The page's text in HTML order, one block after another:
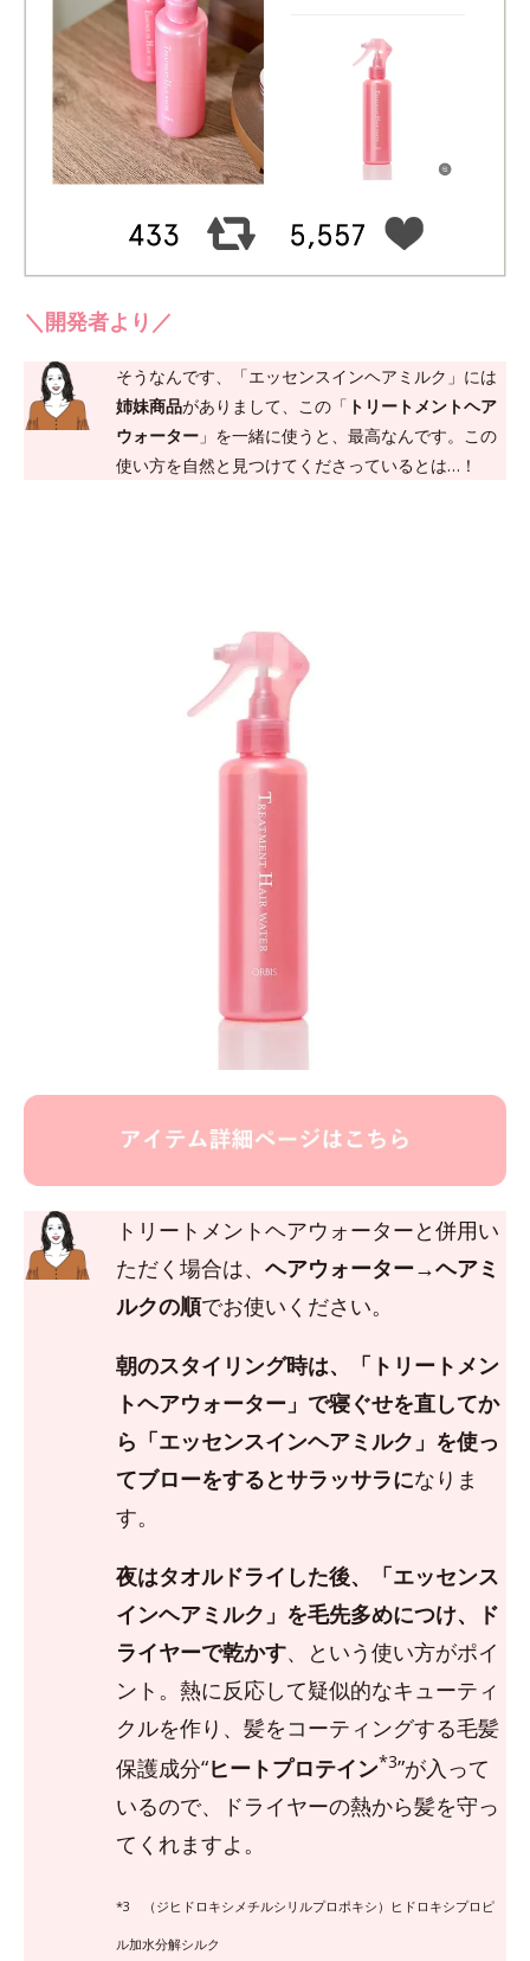
＼開発者より／
そうなんです、「エッセンスインヘアミルク」には
姉妹商品がありまして、この「 トリートメントヘア
ウォーター 」を一緒に使うと、最高なんです。この
使い方を自然と見つけてくださっているとは…！
トリートメントヘアウォーターと併用い
ただく場合は、ヘアウォーター→ヘアミ
ルクの順でお使いください。
朝のスタイリング時は、「トリートメン
トヘアウォーター」で寝ぐせを直してか
ら「エッセンスインヘアミルク」を使っ
てブローをするとサラッサラになりま
す。
夜はタオルドライした後、「エッセンス
インヘアミルク」を毛先多めにつけ、ド
ライヤーで乾かす、という使い方がポイ
ント。熱に反応して疑似的なキューティ
クルを作り、髪をコーティングする毛髪
保護成分“ヒートプロテイン*3”が入って
いるので、ドライヤーの熱から髪を守っ
てくれますよ。
*3 （ジヒドロキシメチルシリルプロポキシ）ヒドロキシプロピ
ル加水分解シルク